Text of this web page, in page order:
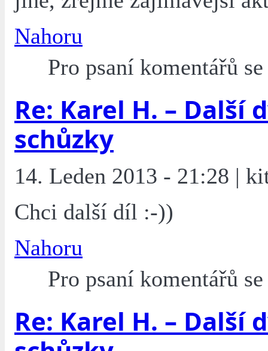
Nahoru
Pro psaní komentářů
Re: Karel H. – Další
schůzky
14. Leden 2013 - 21:28 |
Chci další díl :-))
Nahoru
Pro psaní komentářů
Re: Karel H. – Další